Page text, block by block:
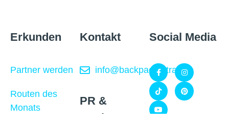
Erkunden
Partner werden
Routen des
Monats
Kontakt
info@backpackertrail.de
PR &
Werbung
Social Media